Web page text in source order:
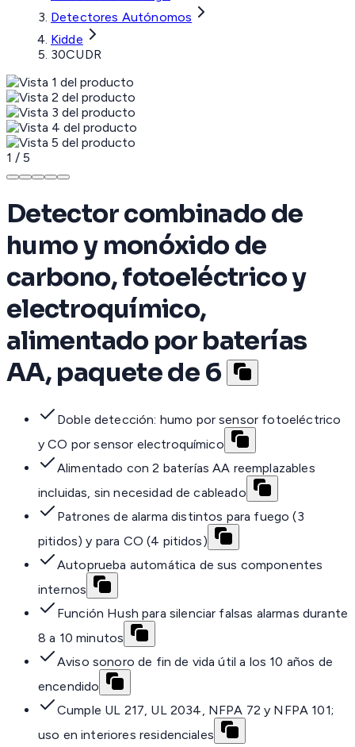
Detectores Autónomos
Kidde
30CUDR
1 / 5
Detector combinado de
humo y monóxido de
carbono, fotoeléctrico y
electroquímico,
alimentado por baterías
AA, paquete de 6
Doble detección: humo por sensor fotoeléctrico
y CO por sensor electroquímico
Alimentado con 2 baterías AA reemplazables
incluidas, sin necesidad de cableado
Patrones de alarma distintos para fuego (3
pitidos) y para CO (4 pitidos)
Autoprueba automática de sus componentes
internos
Función Hush para silenciar falsas alarmas durante
8 a 10 minutos
Aviso sonoro de fin de vida útil a los 10 años de
encendido
Cumple UL 217, UL 2034, NFPA 72 y NFPA 101;
uso en interiores residenciales